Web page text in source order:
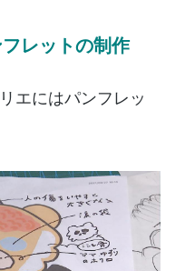
レットの制作
エにはパンフレッ